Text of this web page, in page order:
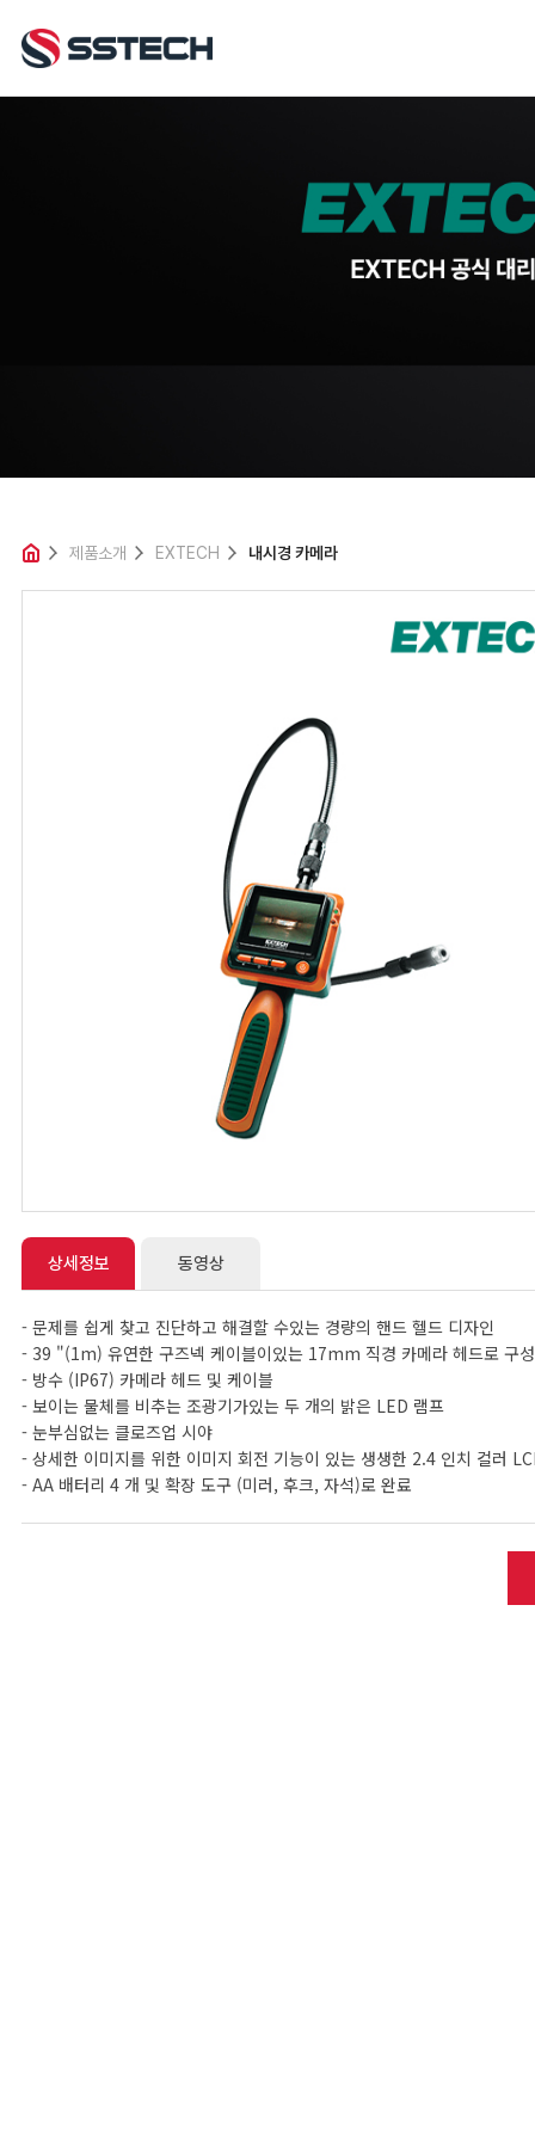
제품소개
제품소개 EXTECH 내시경 카메라
상세정보 동영상
- 문제를 쉽게 찾고 진단하고 해결할 수있는 경량의 핸드 헬드 디자인
- 39 "(1m) 유연한 구즈넥 케이블이있는 17mm 직경 카메라 헤드로 구
- 방수 (IP67) 카메라 헤드 및 케이블
- 보이는 물체를 비추는 조광기가있는 두 개의 밝은 LED 램프
- 눈부심없는 클로즈업 시야
- 상세한 이미지를 위한 이미지 회전 기능이 있는 생생한 2.4 인치 컬러
- AA 배터리 4 개 및 확장 도구 (미러, 후크, 자석)로 완료